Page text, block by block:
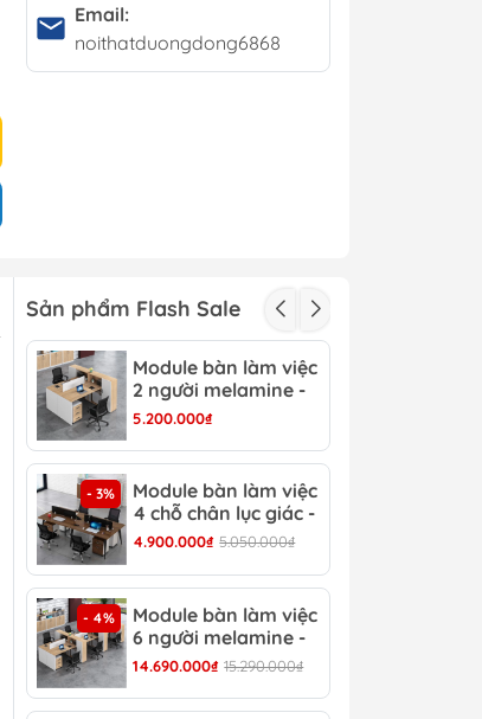
Email:
noithatduongdong6868
Sản phẩm Flash Sale
Module bàn làm việc
2 người melamine -
CB 15
5.200.000₫
- 3%
Module bàn làm việc
4 chỗ chân lục giác -
CB 17
4.900.000₫ 5.050.000₫
- 4%
Module bàn làm việc
6 người melamine -
CB 20
14.690.000₫ 15.290.000₫